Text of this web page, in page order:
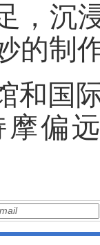
，沉
的制
和国
摩偏